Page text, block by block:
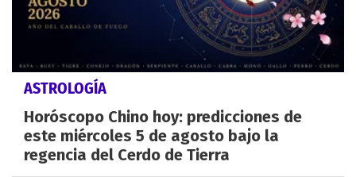
ASTROLOGÍA
Horóscopo Chino hoy: predicciones de
este miércoles 5 de agosto bajo la
regencia del Cerdo de Tierra